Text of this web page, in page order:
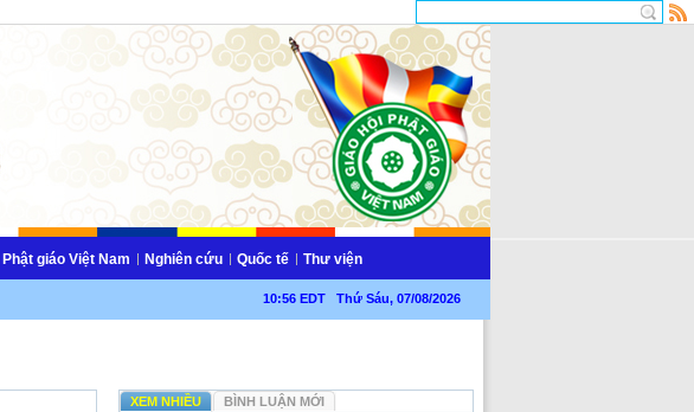
Phật giáo Việt Nam Nghiên cứu Quốc tế Thư viện
10:56 EDT Thứ Sáu, 07/08/2026
XEM NHIỀU BÌNH LUẬN MỚI